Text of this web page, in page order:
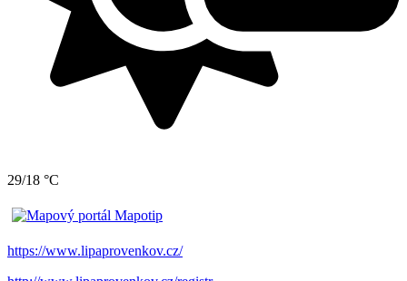
29/18 °C
https://www.lipaprovenkov.cz/